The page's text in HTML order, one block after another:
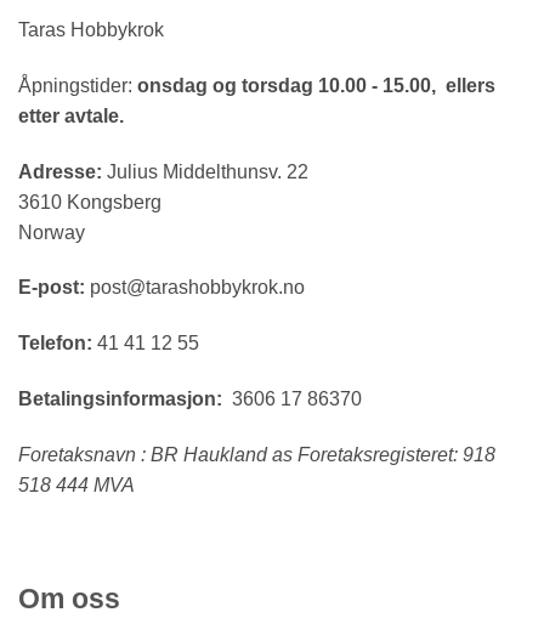
Taras Hobbykrok
Åpningstider: onsdag og torsdag 10.00 - 15.00, ellers
etter avtale.
Adresse: Julius Middelthunsv. 22
3610 Kongsberg
Norway
E-post: post@tarashobbykrok.no
Telefon: 41 41 12 55
Betalingsinformasjon: 3606 17 86370
Foretaksnavn : BR Haukland as Foretaksregisteret: 918
518 444 MVA
Om oss